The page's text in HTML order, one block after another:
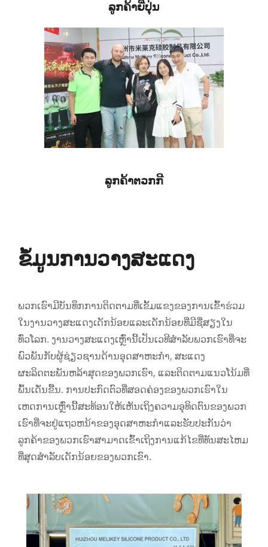
ລູກຄ້າຍີ່ປຸ່ນ
ລູກຄ້າຕວກກີ
ຂໍ້​ມູນ​ການ​ວາງ​ສະ​ແດງ​
ພວກເຮົາມີບັນທຶກການຕິດຕາມທີ່ເຂັ້ມແຂງຂອງການເຂົ້າຮ່ວມ
ໃນງານວາງສະແດງເດັກນ້ອຍແລະເດັກນ້ອຍທີ່ມີຊື່ສຽງໃນ
ທົ່ວໂລກ. ງານວາງສະແດງເຫຼົ່ານີ້ເປັນເວທີສໍາລັບພວກເຮົາທີ່ຈະ
ພົວພັນກັບຜູ້ຊ່ຽວຊານດ້ານອຸດສາຫະກໍາ, ສະແດງ
ຜະລິດຕະພັນຫລ້າສຸດຂອງພວກເຮົາ, ແລະຕິດຕາມແນວໂນ້ມທີ່
ພົ້ນເດັ່ນຂື້ນ. ການປະກົດຕົວທີ່ສອດຄ່ອງຂອງພວກເຮົາໃນ
ເຫດການເຫຼົ່ານີ້ສະທ້ອນໃຫ້ເຫັນເຖິງຄວາມອຸທິດຕົນຂອງພວກ
ເຮົາທີ່ຈະຢູ່ແຖວຫນ້າຂອງອຸດສາຫະກໍາແລະຮັບປະກັນວ່າ
ລູກຄ້າຂອງພວກເຮົາສາມາດເຂົ້າເຖິງການແກ້ໄຂທີ່ທັນສະໄຫມ
ທີ່ສຸດສໍາລັບເດັກນ້ອຍຂອງພວກເຂົາ.